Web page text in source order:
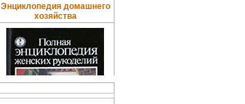
Энциклопедия домашнего
хозяйства